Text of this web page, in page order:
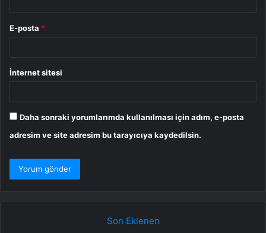
E-posta *
İnternet sitesi
Daha sonraki yorumlarımda kullanılması için adım, e-posta
adresim ve site adresim bu tarayıcıya kaydedilsin.
Son Eklenen